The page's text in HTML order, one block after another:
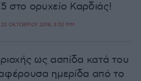
στο ορυχείο Καρδιάς!
22 ΟΚΤΩΒΡΊΟΥ 2018, 3:52 ΜΜ
ως ασπίδα κατά του
ημερίδα από το